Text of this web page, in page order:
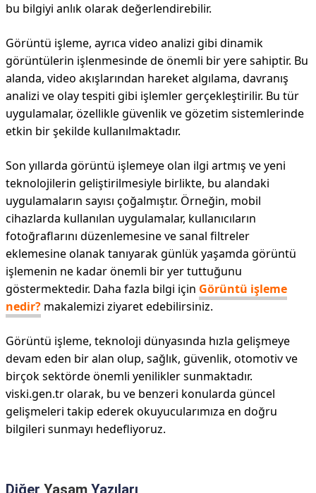
bu bilgiyi anlık olarak değerlendirebilir.
Görüntü işleme, ayrıca video analizi gibi dinamik
görüntülerin işlenmesinde de önemli bir yere sahiptir. Bu
alanda, video akışlarından hareket algılama, davranış
analizi ve olay tespiti gibi işlemler gerçekleştirilir. Bu tür
uygulamalar, özellikle güvenlik ve gözetim sistemlerinde
etkin bir şekilde kullanılmaktadır.
Son yıllarda görüntü işlemeye olan ilgi artmış ve yeni
teknolojilerin geliştirilmesiyle birlikte, bu alandaki
uygulamaların sayısı çoğalmıştır. Örneğin, mobil
cihazlarda kullanılan uygulamalar, kullanıcıların
fotoğraflarını düzenlemesine ve sanal filtreler
eklemesine olanak tanıyarak günlük yaşamda görüntü
işlemenin ne kadar önemli bir yer tuttuğunu
göstermektedir. Daha fazla bilgi için Görüntü işleme
nedir? makalemizi ziyaret edebilirsiniz.
Görüntü işleme, teknoloji dünyasında hızla gelişmeye
devam eden bir alan olup, sağlık, güvenlik, otomotiv ve
birçok sektörde önemli yenilikler sunmaktadır.
viski.gen.tr olarak, bu ve benzeri konularda güncel
gelişmeleri takip ederek okuyucularımıza en doğru
bilgileri sunmayı hedefliyoruz.
Diğer Yaşam Yazıları